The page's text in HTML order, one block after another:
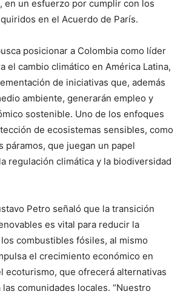
en un esfuerzo por cumplir con los
en el Acuerdo de París.
posicionar a Colombia como líder
el cambio climático en América Latina,
de iniciativas que, además
ambiente, generarán empleo y
sostenible. Uno de los enfoques
de ecosistemas sensibles, como
páramos, que juegan un papel
regulación climática y la biodiversidad
Petro señaló que la transición
es vital para reducir la
combustibles fósiles, al mismo
el crecimiento económico en
ecoturismo, que ofrecerá alternativas
comunidades locales. “Nuestro